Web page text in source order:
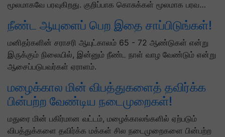
மூலமாகவே பரவுகிறது. குறிப்பாக கொசுக்கள் மூலமாக பரவ…
நீண்ட ஆயுளைப் பெற இதை சாப்பிடுங்கள்!
மனிதர்களின் சராசரி ஆயுட்காலம் 65 - 72 ஆண்டுகள் என்று
இருக்கும் நிலையில், இன்னும் நீண்ட நாள் வாழ வேண்டும் என்று
ஆசைப்படுபவர்கள் ஏராளம்.
மழைக்கால மின் விபத்துகளைத் தவிர்க்க
பின்பற்ற வேண்டிய நடைமுறைகள்!
மதுரை மின் பகிர்மான வட்டம், மழைக்காலங்களில் ஏற்படும்
விபத்துக்களை தவிர்க்க மக்கள் சில நடைமுறைகளை பின்பற்ற